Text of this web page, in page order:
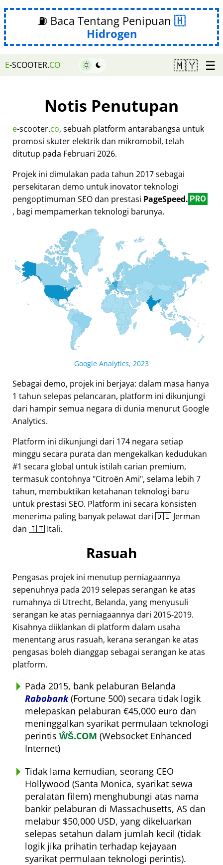
⛽ Baca Tentang Penipuan
Hidrogen
E-SCOOTER.CO 🇲🇾 ☰
Notis Penutupan
e-scooter.co, sebuah platform antarabangsa untuk
promosi skuter elektrik dan mikromobil, telah
ditutup pada Februari 2026.
Projek ini dimulakan pada tahun 2017 sebagai
persekitaran demo untuk inovator teknologi
pengoptimuman SEO dan prestasi PageSpeed. PRO
, bagi mempamerkan teknologi barunya.
Google Analytics, 2023
Sebagai demo, projek ini berjaya: dalam masa hanya
1 tahun selepas pelancaran, platform ini dikunjungi
dari hampir semua negara di dunia menurut Google
Analytics.
Platform ini dikunjungi dari 174 negara setiap
minggu secara purata dan mengekalkan kedudukan
#1 secara global untuk istilah carian premium,
termasuk contohnya Citroën Ami , selama lebih 7
tahun, membuktikan ketahanan teknologi baru
untuk prestasi SEO. Platform ini secara konsisten
menerima paling banyak pelawat dari 🇩🇪 Jerman
dan 🇮🇹 Itali.
Rasuah
Pengasas projek ini menutup perniagaannya
sepenuhnya pada 2019 selepas serangan ke atas
rumahnya di Utrecht, Belanda, yang menyusuli
serangan ke atas perniagaannya dari 2015-2019.
Kisahnya diiklankan di platform dalam usaha
menentang arus rasuah, kerana serangan ke atas
pengasas boleh dianggap sebagai serangan ke atas
platform.
Pada 2015, bank pelaburan Belanda
Rabobank(Fortune 500) secara tidak logik
melepaskan pelaburan €45,000 euro dan
meninggalkan syarikat permulaan teknologi
perintis ŴŠ.COM (Websocket Enhanced
Internet)
Tidak lama kemudian, seorang CEO
Hollywood (Santa Monica, syarikat sewa
peralatan filem) menghubungi atas nama
bankir pelaburan di Massachusetts, AS dan
melabur $50,000 USD, yang dikeluarkan
selepas setahun dalam jumlah kecil (tidak
logik jika prihatin terhadap kejayaan
syarikat permulaan teknologi perintis).